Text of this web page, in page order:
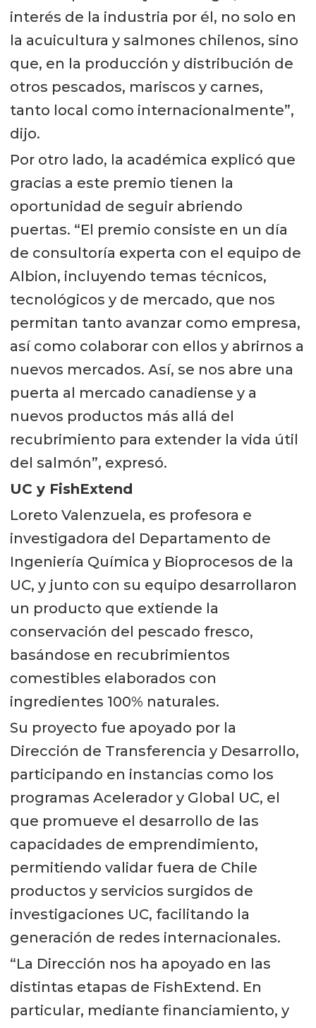
interés de la industria por él, no solo en
la acuicultura y salmones chilenos, sino
que, en la producción y distribución de
otros pescados, mariscos y carnes,
tanto local como internacionalmente”,
dijo.
Por otro lado, la académica explicó que
gracias a este premio tienen la
oportunidad de seguir abriendo
puertas. “El premio consiste en un día
de consultoría experta con el equipo de
Albion, incluyendo temas técnicos,
tecnológicos y de mercado, que nos
permitan tanto avanzar como empresa,
así como colaborar con ellos y abrirnos a
nuevos mercados. Así, se nos abre una
puerta al mercado canadiense y a
nuevos productos más allá del
recubrimiento para extender la vida útil
del salmón”, expresó.
UC y FishExtend
Loreto Valenzuela, es profesora e
investigadora del Departamento de
Ingeniería Química y Bioprocesos de la
UC, y junto con su equipo desarrollaron
un producto que extiende la
conservación del pescado fresco,
basándose en recubrimientos
comestibles elaborados con
ingredientes 100% naturales.
Su proyecto fue apoyado por la
Dirección de Transferencia y Desarrollo,
participando en instancias como los
programas Acelerador y Global UC, el
que promueve el desarrollo de las
capacidades de emprendimiento,
permitiendo validar fuera de Chile
productos y servicios surgidos de
investigaciones UC, facilitando la
generación de redes internacionales.
“La Dirección nos ha apoyado en las
distintas etapas de FishExtend. En
particular, mediante financiamiento, y